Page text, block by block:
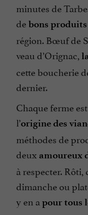
minutes de
debons
région. Bœuf de
veau d’Orignac,
cette boucherie
dernier.
Chaque ferme
l’origine des
méthodes de
deux amoureux
à respecter.
dimanche ou
y en a pour tous